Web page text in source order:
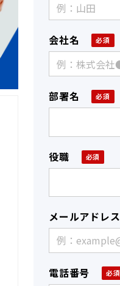
会社名
部署名
役職
メールアドレス
電話番号